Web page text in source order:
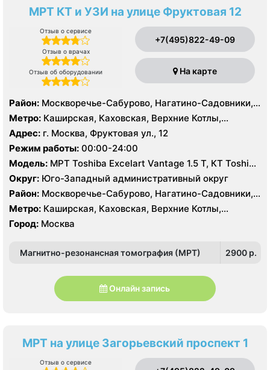
МРТ КТ и УЗИ на улице Фруктовая 12
Отзыв о сервисе
Отзыв о врачах
Отзыв об оборудовании
+7(495)822-49-09
На карте
Район: Москворечье-Сабурово, Нагатино-Садовники,
Нагатинский Затон, Нагорный , Царицыно, Северное
Чертаново, Центральное Чертаново, Южное Чертаново
, Зюзино, Черёмушки
Метро: Каширская, Каховская, Верхние Котлы,
Варшавская, Академическая, Крымская, Нагатинская,
Нагорная, Нахимовский проспект, Профсоюзная,
Севастопольская, Чертановская
Адрес: г. Москва, Фруктовая ул., 12
Режим работы: 00:00-24:00
Модель: МРТ Toshiba Excelart Vantage 1.5 Т, КТ Toshiba
Aquilion 32 среза, УЗИ Toshiba Aplio 500, Medison
Sonoace X8
Округ: Юго-Западный административный округ
Район: Москворечье-Сабурово, Нагатино-Садовники,
Нагатинский Затон, Нагорный , Царицыно, Северное
Чертаново, Центральное Чертаново, Южное Чертаново
, Зюзино, Черёмушки
Метро: Каширская, Каховская, Верхние Котлы,
Варшавская, Академическая, Крымская, Нагатинская,
Нагорная, Нахимовский проспект, Профсоюзная,
Город: Москва
Магнитно-резонансная томография (МРТ) 2900 p.
Онлайн запись
МРТ на улице Загорьевский проспект 1
Отзыв о сервисе